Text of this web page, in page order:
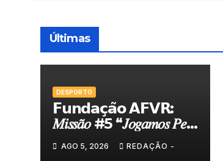
Últimas
DESPORTO
𝗙𝘂𝗻𝗱𝗮𝗰̧𝗮̃𝗼 𝗔𝗙𝗩𝗥:
𝑀𝑖𝑠𝑠𝑎̃𝑜 #5 “𝐽𝑜𝑔𝑎𝑚𝑜𝑠 𝑃𝑒𝑙𝑎
AGO 5, 2026 REDAÇÃO -